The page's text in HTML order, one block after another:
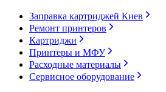
Заправка картриджей Киев
Ремонт принтеров
Картриджи
Принтеры и МФУ
Расходные материалы
Сервисное оборудование